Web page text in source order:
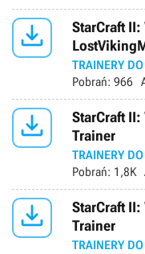

StarCraft
TRAINERY
Pobrań: 966

StarCraft
Trainer
TRAINERY
Pobrań: 1,8K

StarCraft
Trainer
TRAINERY